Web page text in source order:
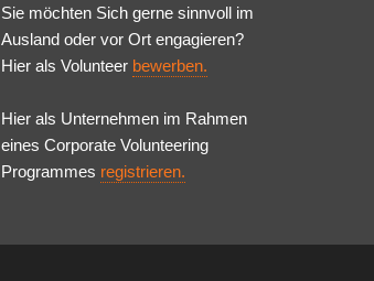
Sie möchten Sich gerne sinnvoll im
Ausland oder vor Ort engagieren?
Hier als Volunteer bewerben.
Hier als Unternehmen im Rahmen
eines Corporate Volunteering
Programmes registrieren.